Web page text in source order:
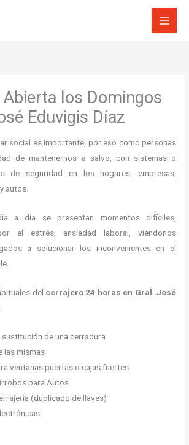
los Domingos
Eduvigis Díaz
social es importante, por eso como personas
de mantenernos a salvo, con sistemas o
de seguridad en los hogares, empresas,
autos.
a día se presentan momentos difíciles,
el estrés, ansiedad laboral, viéndonos
a solucionar los inconvenientes en el
del cerrajero 24 horas en Gral. José
sustitución de una cerradura
las mismas
ventanas puertas o cajas fuertes
para Autos
(duplicado de llaves)